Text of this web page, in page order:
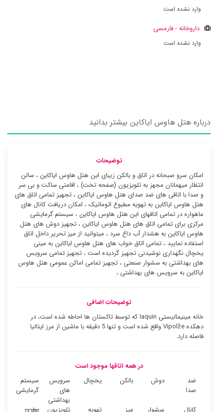
وارد نشده است
داروخانه - فارمسی
وارد نشده است
درباره هتل هاوس ایاکاین بیشتر بدانید
توضیحات
امکان سرو صبحانه در اتاق و بالکن زیبای این هتل هاوس ایاکاین ، سالن
انتظار میهمانان مجهز به تلویزیون (صفحه تخت) ، اقامتی ساکت و بی سر
و صدا با اتاقی های ضد صدای هتل هاوس ایاکاین ، تجهیز تمامی اتاق های
هتل هاوس ایاکاین به تهویه مطبوع اتوماتیک ، امکان دریافت کانال های
ماهواره در تمامی اتاقهای این هتل هاوس ایاکاین ، سیستم گرمایشی
مرکزی برای تمامی اتاق های هتل هاوس ایاکاین ، تجهیز دوش های هتل
هاوس ایاکاین به هشدار آب داغ سرد ، میتوانید از میز تحریر داخل اتاق
استفاده نمایید ، تمامی اتاق خواب های هتل هاوس ایاکاین به مینی
یخچال نگهداری نوشیدنی تجهیز گردیده است ، تجهیز تمامی سرویس
های بهداشتی به سشوار صنعتی ، تجهیز تمامی اماکن عمومی هتل هاوس
ایاکاین به سرویس های بهداشتی ،
توضیحات اضافی
خانه مینیمالیستی Iaquin که توسط تاکستان ها احاطه شده است، در
دهکده Vipolže واقع شده است و تنها 5 دقیقه با ماشین از مرز ایتالیا
فاصله دارد.
در همه اتاقها موجود است
ضد
صدا
دوش بالکن یخچال
سرویس
های
بهداشتی
سیستم
گرمایشی
کانال
سشوار میز تهویه تلویزیون بطری